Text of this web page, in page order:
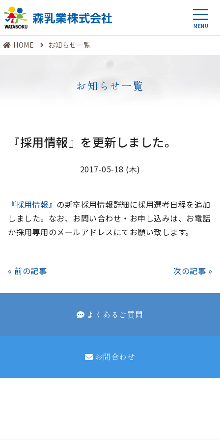
HOME お知らせ一覧
お知らせ一覧
『採用情報』を更新しました。
2017-05-18 (木)
『採用情報』の新卒採用情報詳細に採用選考日程を追加
しました。なお、お問い合わせ・お申し込みは、お電話
か採用専用のメールアドレスにてお願い致します。
« 前の記事 次の記事 »
よくあるご質問
お問合わせ